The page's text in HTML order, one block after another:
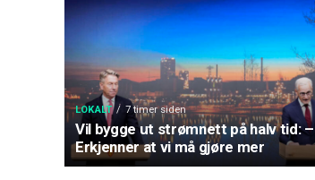
LOKALT 7 timer siden
Vil bygge ut strømnett på halv tid: –
Erkjenner at vi må gjøre mer